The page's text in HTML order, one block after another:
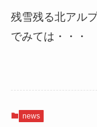
残雪残る北アル
でみては・・・
news